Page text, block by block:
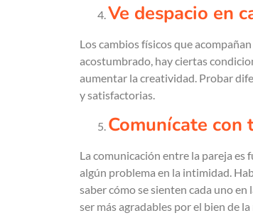
Ve despacio en
Los cambios físicos que
acostumbrado, hay ciertas
aumentar la creatividad. Probar
y satisfactorias.
Comunícate con
La comunicación entre la pareja
algún problema en la intimidad.
saber cómo se sienten cada uno
ser más agradables por el bien de la